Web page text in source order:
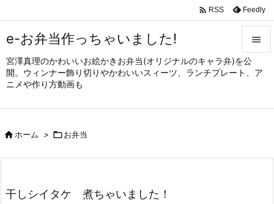
e-お弁当作っちゃいました!
宮澤真理のかわいいお絵かきお弁当(オリジナルのキャラ弁)を公
開。ウィンナー飾り切りやかわいいスィーツ、ランチプレート、ア
ニメや作り方動画も


メニュ
サイド

 RSS Feedly
ホーム > お弁当
干しシイタケ 煮ちゃいました！